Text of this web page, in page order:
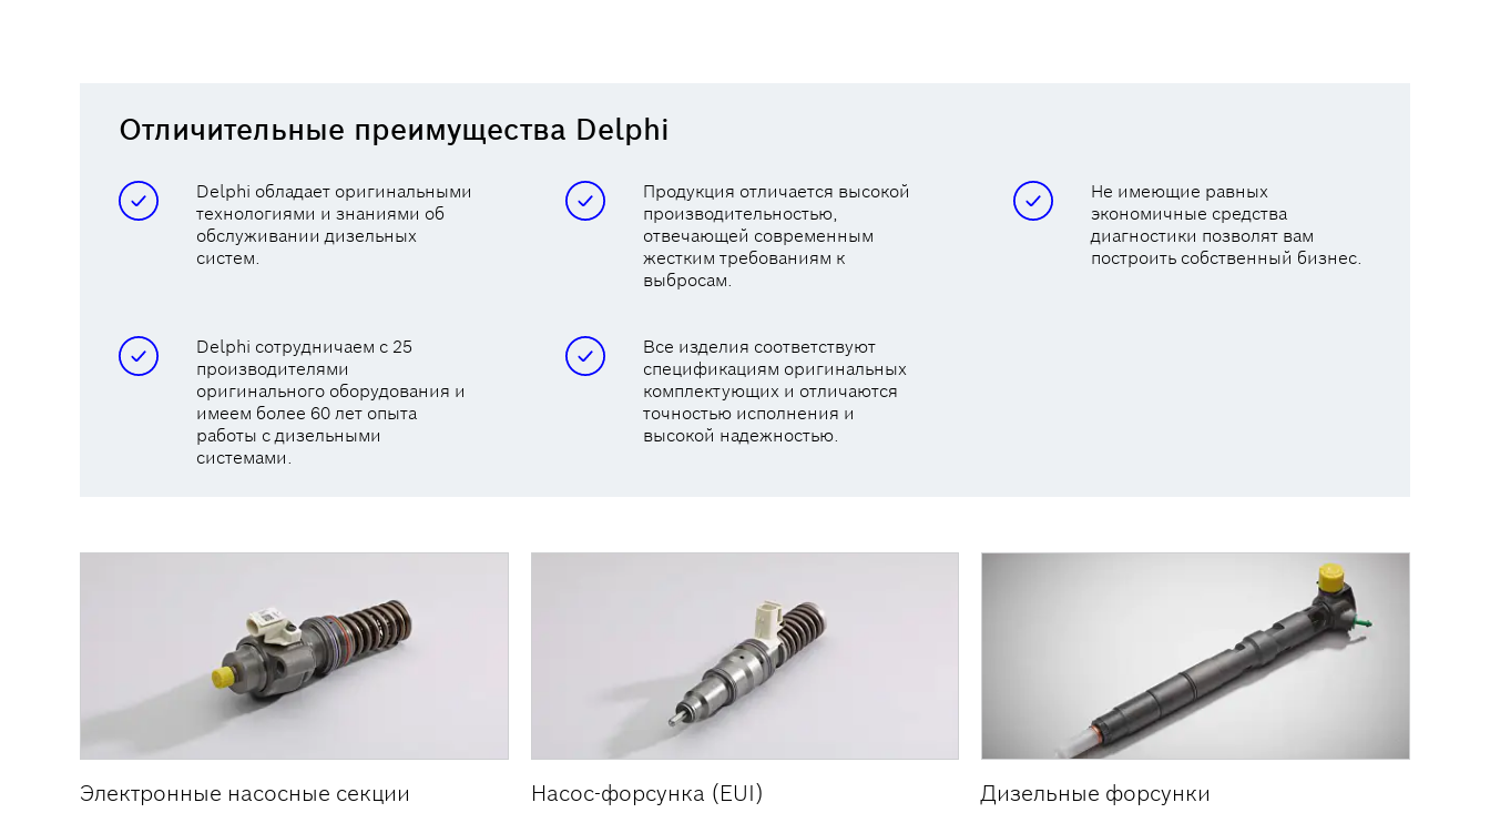
Отличительные преимущества Delphi
Delphi обладает оригинальными
технологиями и знаниями об
обслуживании дизельных
систем.
Продукция отличается высокой
производительностью,
отвечающей современным
жестким требованиям к
выбросам.
Не имеющие равных
экономичные средства
диагностики позволят вам
построить собственный бизнес.
Delphi сотрудничаем с 25
производителями
оригинального оборудования и
имеем более 60 лет опыта
работы с дизельными
системами.
Все изделия соответствуют
спецификациям оригинальных
комплектующих и отличаются
точностью исполнения и
высокой надежностью.
Электронные насосные секции Насос-форсунка (EUI) Дизельные форсунки